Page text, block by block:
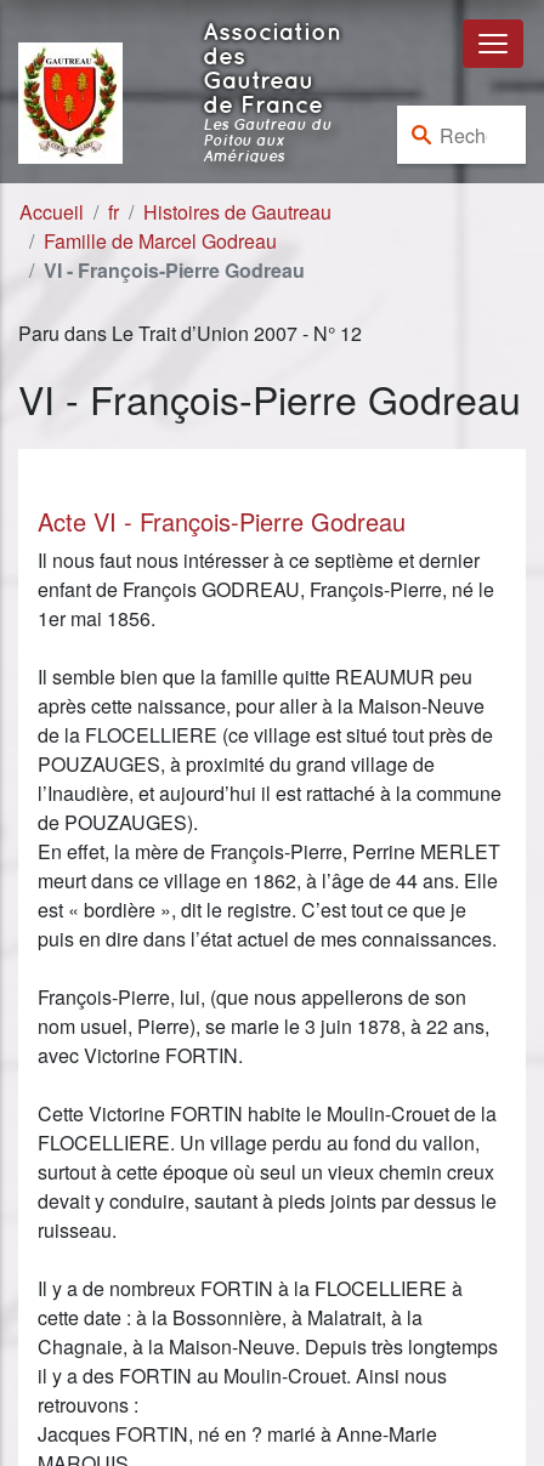
Association
des
Gautreau
de France
Les Gautreau du
Poitou aux
Amériques
Rechercher :
Accueil fr
Histoires de Gautreau
Famille de Marcel Godreau
VI - François-Pierre Godreau
Paru dans Le Trait d’Union 2007 - N° 12
VI - François-Pierre Godreau
Acte VI - François-Pierre Godreau
Il nous faut nous intéresser à ce septième et dernier
enfant de François GODREAU, François-Pierre, né le
1er mai 1856.
Il semble bien que la famille quitte REAUMUR peu
après cette naissance, pour aller à la Maison-Neuve
de la FLOCELLIERE (ce village est situé tout près de
POUZAUGES, à proximité du grand village de
l’Inaudière, et aujourd’hui il est rattaché à la commune
de POUZAUGES).
En effet, la mère de François-Pierre, Perrine MERLET
meurt dans ce village en 1862, à l’âge de 44 ans. Elle
est « bordière », dit le registre. C’est tout ce que je
puis en dire dans l’état actuel de mes connaissances.
François-Pierre, lui, (que nous appellerons de son
nom usuel, Pierre), se marie le 3 juin 1878, à 22 ans,
avec Victorine FORTIN.
Cette Victorine FORTIN habite le Moulin-Crouet de la
FLOCELLIERE. Un village perdu au fond du vallon,
surtout à cette époque où seul un vieux chemin creux
devait y conduire, sautant à pieds joints par dessus le
ruisseau.
Il y a de nombreux FORTIN à la FLOCELLIERE à
cette date : à la Bossonnière, à Malatrait, à la
Chagnaie, à la Maison-Neuve. Depuis très longtemps
il y a des FORTIN au Moulin-Crouet. Ainsi nous
retrouvons :
Jacques FORTIN, né en ? marié à Anne-Marie